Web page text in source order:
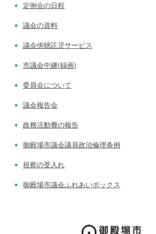
定例会の日程
議会の資料
議会傍聴託児サービス
市議会中継(録画)
委員会について
議会報告会
政務活動費の報告
御殿場市議会議員政治倫理条例
視察の受入れ
御殿場市議会ふれあいボックス